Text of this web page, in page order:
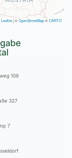
Leaflet|©OpenStreetMap©CARTO
109
327
7